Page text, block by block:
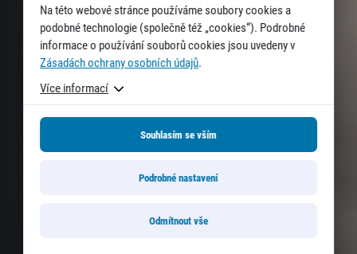
Na této webové stránce používáme soubory cookies a
podobné technologie (společně též „cookies“). Podrobné
informace o používání souborů cookies jsou uvedeny v
Zásadách ochrany osobních údajů.
Více informací
Souhlasím se vším
Podrobné nastavení
Odmítnout vše